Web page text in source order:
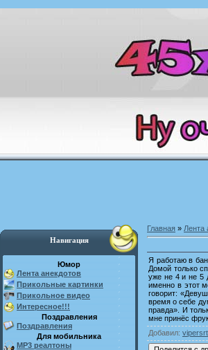
Навигация
Юмор
Лента анекдотов
Прикольные картинки
Прикольное видео
Интересное!!!
Поздравления
Поздравления
Для мобильника
MP3 реалтоны
Главная » Лента
Я работаю в
Домой только
уже не 4 и не 5
именно в этот
говорит:
время о себе
правда». И
мне принёс
Добавил: